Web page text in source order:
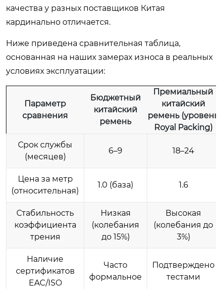
качества у разных поставщиков Китая
кардинально отличается.
Ниже приведена сравнительная таблица,
основанная на наших замерах износа в реальных
условиях эксплуатации:
Параметр
сравнения
Бюджетный
китайский
ремень
Премиальный
китайский
ремень (уровень
Royal Packing)
Срок службы
(месяцев)
6–9 18–24
Цена за метр
(относительная)
1.0 (база) 1.6
Стабильность
коэффициента
трения
Низкая
(колебания
до 15%)
Высокая
(колебания до
3%)
Наличие
сертификатов
EAC/ISO
Часто
формальное
Подтверждено
тестами